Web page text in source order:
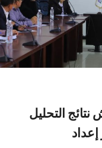
نتائج التحليل